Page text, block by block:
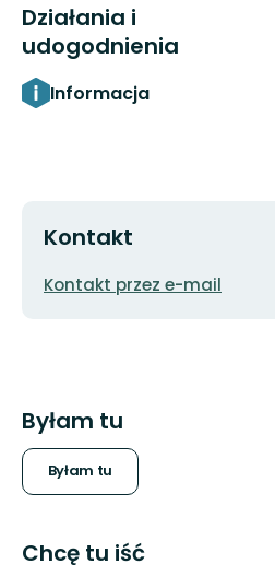
Działania i
udogodnienia
Informacja
Kontakt
Adres
Kontakt przez e-mail
Byłam tu
Byłam tu
Chcę tu iść